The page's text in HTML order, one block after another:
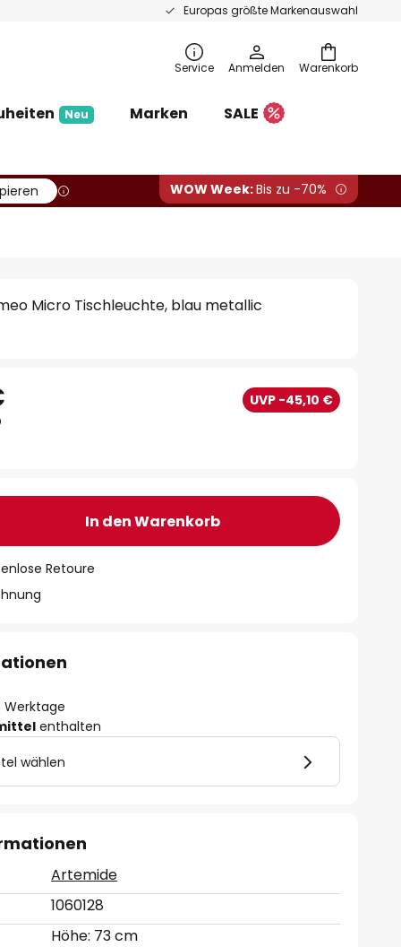
Europas größte Markenauswahl
Warenkorb
Service Anmelden
Neu Marken SALE
WOW Week:Bis zu -70%
Micro Tischleuchte, blau metallic
UVP -45,10 €
In den Warenkorb
Retoure
Werktage
enthalten
wählen
Artemide
1060128
Höhe: 73 cm